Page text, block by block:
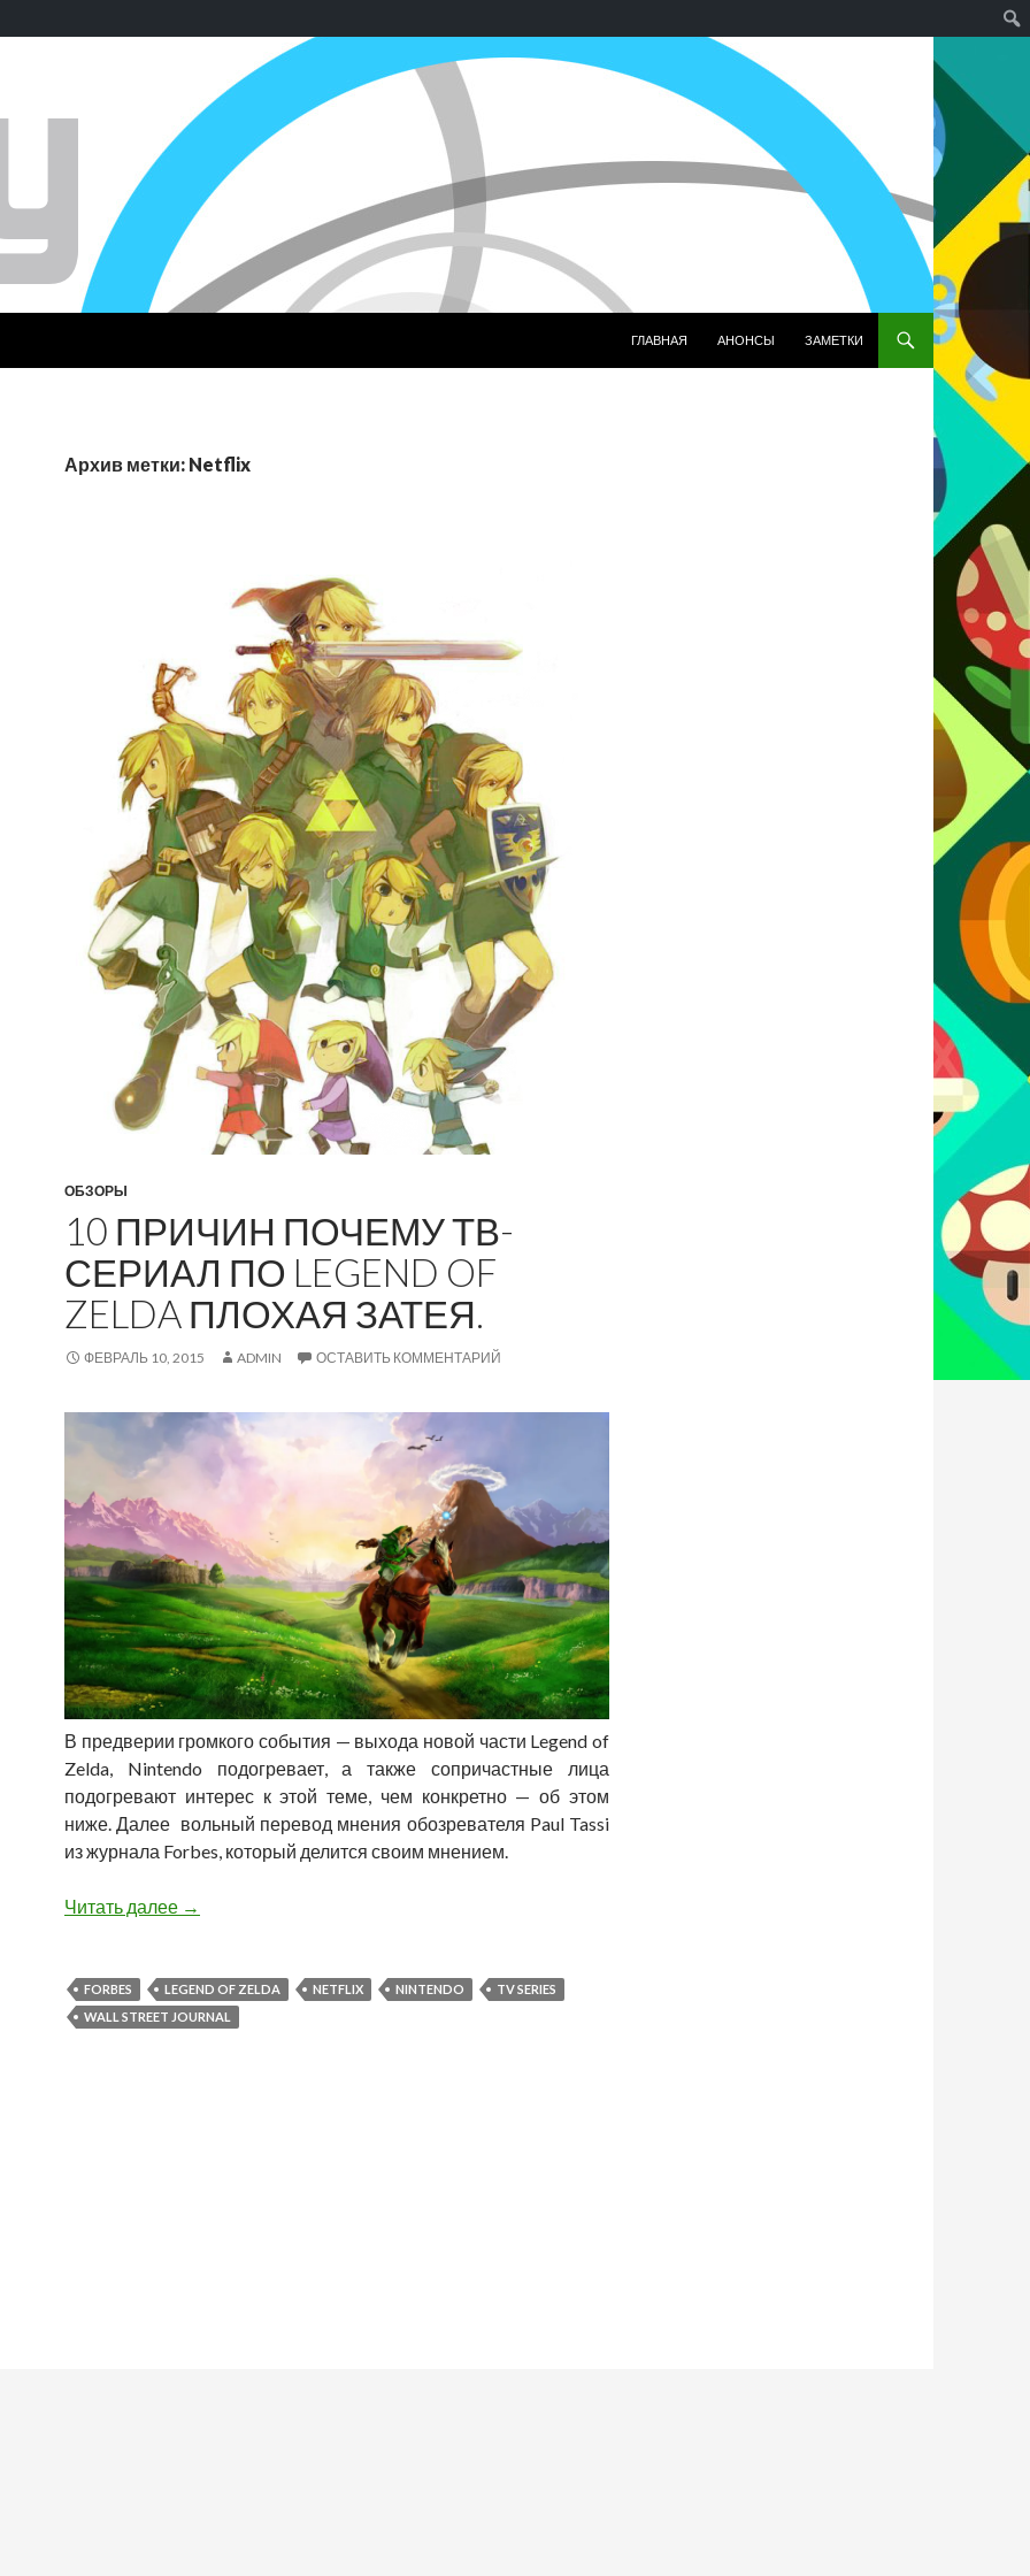
ГЛАВНАЯ
АНОНСЫ ЗАМЕТКИ
Архив метки: Netflix
ОБЗОРЫ
10 ПРИЧИН ПОЧЕМУ ТВ-
СЕРИАЛ ПО LEGEND OF
ZELDA ПЛОХАЯ ЗАТЕЯ.
ФЕВРАЛЬ 10, 2015 ADMIN ОСТАВИТЬ КОММЕНТАРИЙ
В предверии громкого события — выхода новой части Legend of
Zelda, Nintendo подогревает, а также сопричастные лица
подогревают интерес к этой теме, чем конкретно — об этом
ниже. Далее вольный перевод мнения обозревателя Paul Tassi
из журнала Forbes, который делится своим мнением.
Читать далее 10 причин почему тв-сериал по Legend of Zelda плохая затея.
→
FORBES LEGEND OF ZELDA NETFLIX NINTENDO
TV SERIES
WALL STREET JOURNAL